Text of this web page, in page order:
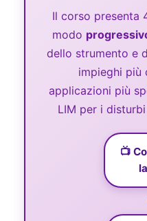
Il corso presenta
modo
dello strumento e
impieghi più
applicazioni più
LIM per i
📺